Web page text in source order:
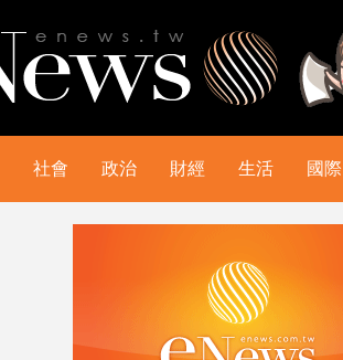
社會 政治 財經 生活 國際